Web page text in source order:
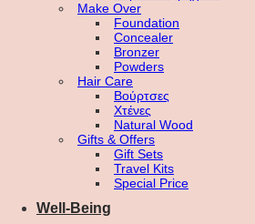
Make Over
Foundation
Concealer
Bronzer
Powders
Hair Care
Βούρτσες
Χτένες
Natural Wood
Gifts & Offers
Gift Sets
Travel Kits
Special Price
Well-Being